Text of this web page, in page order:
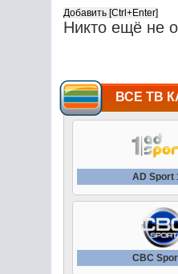
Никто ещё не
ВСЕ ТВ
AD Sport
CBC